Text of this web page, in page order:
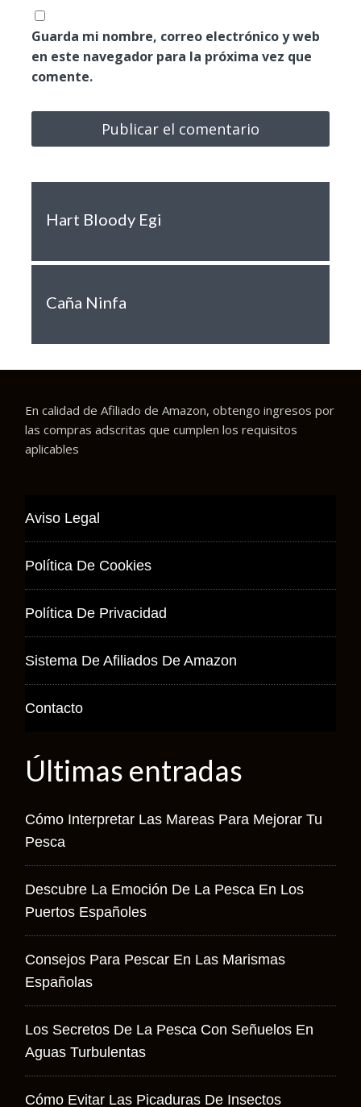
Guarda mi nombre, correo electrónico y web
en este navegador para la próxima vez que
comente.
Hart Bloody Egi
Caña Ninfa
En calidad de Afiliado de Amazon, obtengo ingresos por
las compras adscritas que cumplen los requisitos
aplicables
Aviso Legal
Política De Cookies
Política De Privacidad
Sistema De Afiliados De Amazon
Contacto
Últimas entradas
Cómo Interpretar Las Mareas Para Mejorar Tu
Pesca
Descubre La Emoción De La Pesca En Los
Puertos Españoles
Consejos Para Pescar En Las Marismas
Españolas
Los Secretos De La Pesca Con Señuelos En
Aguas Turbulentas
Cómo Evitar Las Picaduras De Insectos